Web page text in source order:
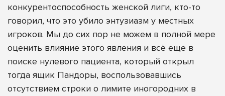
конкурентоспособность женской лиги, кто-то
говорил, что это убило энтузиазм у местных
игроков. Мы до сих пор не можем в полной мере
оценить влияние этого явления и всё еще в
поиске нулевого пациента, который открыл
тогда ящик Пандоры, воспользовавшись
отсутствием строки о лимите иногородних в